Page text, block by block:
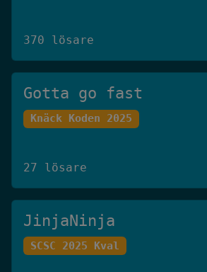
370 lösare
Gotta go fast
Knäck Koden 2025
27 lösare
JinjaNinja
SCSC 2025 Kval